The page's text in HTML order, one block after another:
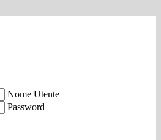
Nome Utente
Password